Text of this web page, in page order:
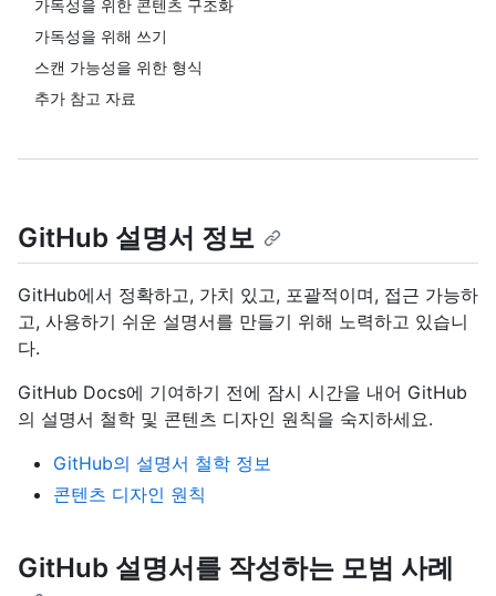
가독성을 위한 콘텐츠 구조화
가독성을 위해 쓰기
스캔 가능성을 위한 형식
추가 참고 자료
GitHub 설명서 정보
GitHub에서 정확하고, 가치 있고, 포괄적이며, 접근 가능하
고, 사용하기 쉬운 설명서를 만들기 위해 노력하고 있습니
다.
GitHub Docs에 기여하기 전에 잠시 시간을 내어 GitHub
의 설명서 철학 및 콘텐츠 디자인 원칙을 숙지하세요.
GitHub의 설명서 철학 정보
콘텐츠 디자인 원칙
GitHub 설명서를 작성하는 모범 사례